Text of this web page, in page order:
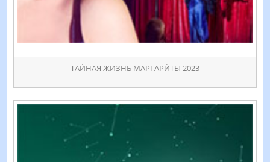
ТАЍНАЯ ЖИЗНЬ МАРГАРЍТЫ 2023